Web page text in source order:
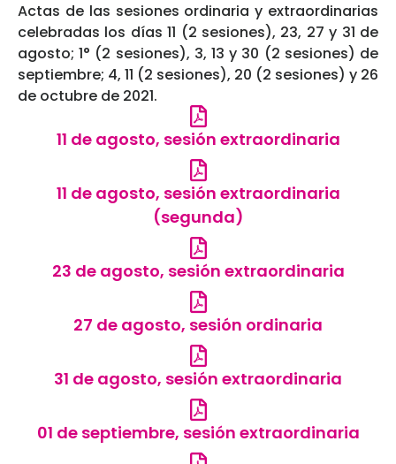
Actas de las sesiones ordinaria y extraordinarias
celebradas los días 11 (2 sesiones), 23, 27 y 31 de
agosto; 1° (2 sesiones), 3, 13 y 30 (2 sesiones) de
septiembre; 4, 11 (2 sesiones), 20 (2 sesiones) y 26
de octubre de 2021.
11 de agosto, sesión extraordinaria
11 de agosto, sesión extraordinaria
(segunda)
23 de agosto, sesión extraordinaria
27 de agosto, sesión ordinaria
31 de agosto, sesión extraordinaria
01 de septiembre, sesión extraordinaria